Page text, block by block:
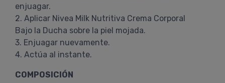
enjuagar.
2. Aplicar Nivea Milk Nutritiva Crema Corporal
Bajo la Ducha sobre la piel mojada.
3. Enjuagar nuevamente.
4. Actúa al instante.
COMPOSICIÓN